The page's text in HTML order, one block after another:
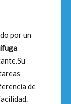
por un
de